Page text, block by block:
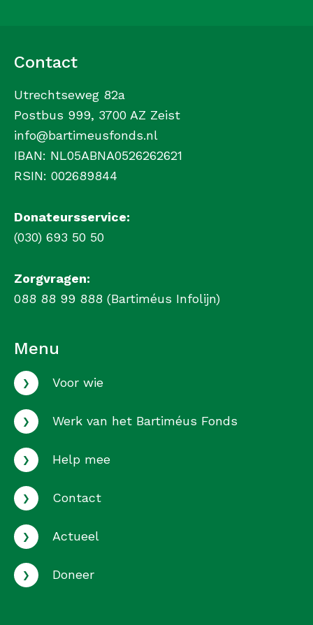
Contact
Utrechtseweg 82a
Postbus 999, 3700 AZ Zeist
info@bartimeusfonds.nl
IBAN: NL05ABNA0526262621
RSIN: 002689844
Donateursservice:
(030) 693 50 50
Zorgvragen:
088 88 99 888 (Bartiméus Infolijn)
Menu
› Voor wie
› Werk van het Bartiméus Fonds
› Help mee
› Contact
› Actueel
› Doneer